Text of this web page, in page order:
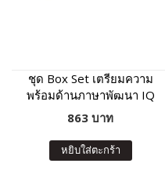
ชุด Box Set เตรียมความ
พร้อมด้านภาษาพัฒนา IQ
13 เล่ม
863 บาท
หยิบใส่ตะกร้า